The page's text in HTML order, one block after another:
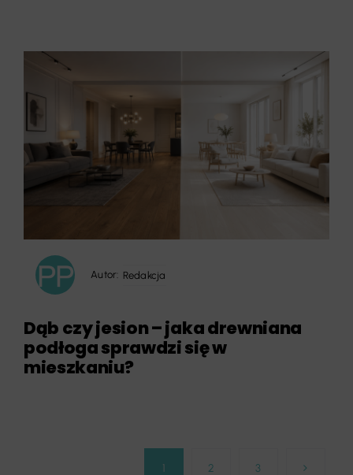
Autor: Redakcja
Dąb czy jesion – jaka drewniana
podłoga sprawdzi się w
mieszkaniu?
1 2 3